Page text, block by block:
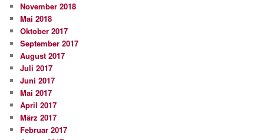
November 2018
Mai 2018
Oktober 2017
September 2017
August 2017
Juli 2017
Juni 2017
Mai 2017
April 2017
März 2017
Februar 2017